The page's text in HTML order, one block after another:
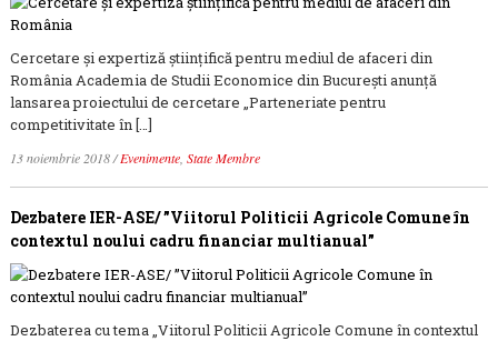
Cercetare şi expertiză științifică pentru mediul de afaceri din
România Academia de Studii Economice din București anunță
lansarea proiectului de cercetare „Parteneriate pentru
competitivitate în […]
13 noiembrie 2018/Evenimente, State Membre
Dezbatere IER-ASE/ ”Viitorul Politicii Agricole Comune în
contextul noului cadru financiar multianual”
Dezbaterea cu tema „Viitorul Politicii Agricole Comune în contextul